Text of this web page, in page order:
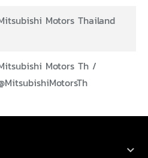
Motors Thailand
Motors Th /